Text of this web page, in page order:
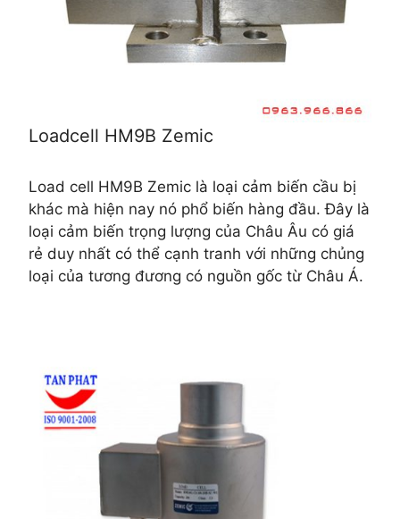
Loadcell HM9B Zemic
Load cell HM9B Zemic là loại cảm biến cầu bị
khác mà hiện nay nó phổ biến hàng đầu. Đây là
loại cảm biến trọng lượng của Châu Âu có giá
rẻ duy nhất có thể cạnh tranh với những chủng
loại của tương đương có nguồn gốc từ Châu Á.